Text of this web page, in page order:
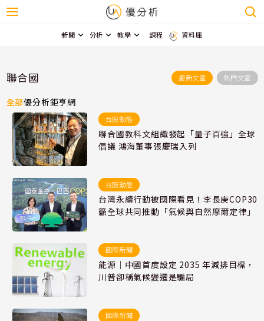
新聞 分析 教學 課程 資料庫
聯合國 最新文章 熱門文章
全部優分析鉅亨網
台股動態
聯合國教科文組織發起「量子百強」全球
倡議 鴻海董事張慶瑞入列
台股動態
台灣永續行動被國際看見！李長庚COP30
籲全球共同推動「氣候與自然摩爾定律」
國際新聞
能源｜中國首度設定 2035 年減排目標，
川普卻稱氣候變遷是騙局
國際新聞